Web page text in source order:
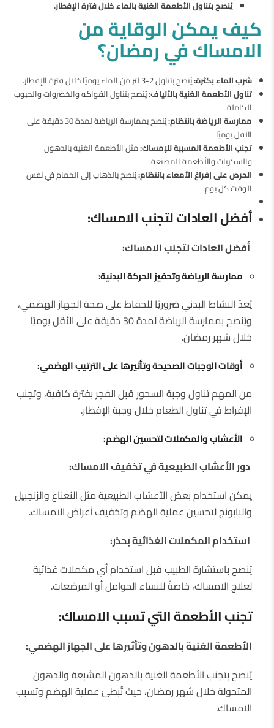
يُنصح بتناول الأطعمة الغنية بالماء خلال فترة الإفطار.
كيف يمكن الوقاية من
الامساك في رمضان؟
شرب الماء بكثرة:يُنصح بتناول 2-3 لتر من الماء يوميًا خلال فترة الإفطار.
تناول الأطعمة الغنية بالألياف:يُنصح بتناول الفواكه والخضروات والحبوب
الكاملة.
ممارسة الرياضة بانتظام:
يُنصح بممارسة الرياضة لمدة 30 دقيقة على
الأقل يوميًا.
تجنب الأطعمة المسببة للإمساك:مثل الأطعمة الغنية بالدهون
والسكريات والأطعمة المصنعة.
الحرص على إفراغ الأمعاء بانتظام:يُنصح بالذهاب إلى الحمام في نفس
الوقت كل يوم.
أفضل العادات لتجنب الامساك:
أفضل العادات لتجنب الامساك:
ممارسة الرياضة وتحفيز الحركة البدنية:
يُعدّ النشاط البدني ضروريًا للحفاظ على صحة الجهاز الهضمي،
ويُنصح بممارسة الرياضة لمدة 30 دقيقة على الأقل يوميًا
خلال شهر رمضان.
أوقات الوجبات الصحيحة وتأثيرها على الترتيب الهضمي:
من المهم تناول وجبة السحور قبل الفجر بفترة كافية، وتجنب
الإفراط في تناول الطعام خلال وجبة الإفطار.
الأعشاب والمكملات لتحسين الهضم:
دور الأعشاب الطبيعية في تخفيف الامساك:
يمكن استخدام بعض الأعشاب الطبيعية مثل النعناع والزنجبيل
والبابونج لتحسين عملية الهضم وتخفيف أعراض الامساك.
استخدام المكملات الغذائية بحذر:
يُنصح باستشارة الطبيب قبل استخدام أي مكملات غذائية
لعلاج الامساك، خاصةً للنساء الحوامل أو المرضعات.
تجنب الأطعمة التي تسبب الامساك:
الأطعمة الغنية بالدهون وتأثيرها على الجهاز الهضمي:
يُنصح بتجنب الأطعمة الغنية بالدهون المشبعة والدهون
المتحولة خلال شهر رمضان، حيث تُبطئ عملية الهضم وتسبب
الامساك.